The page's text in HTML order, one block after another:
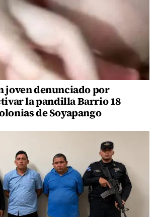
joven denunciado por
la pandilla Barrio 18
de Soyapango